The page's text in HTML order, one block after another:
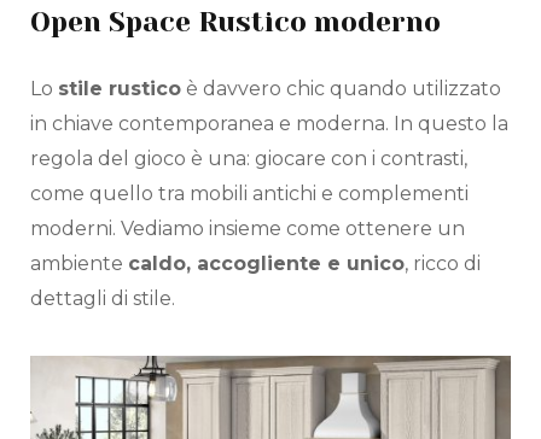
Open Space Rustico moderno
Lo stile rustico è davvero chic quando utilizzato
in chiave contemporanea e moderna. In questo la
regola del gioco è una: giocare con i contrasti,
come quello tra mobili antichi e complementi
moderni. Vediamo insieme come ottenere un
ambiente caldo, accogliente e unico, ricco di
dettagli di stile.